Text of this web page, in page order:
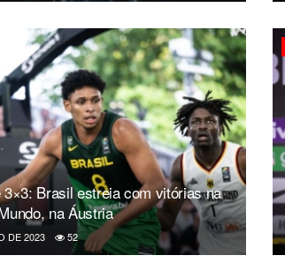
3×3: Brasil estreia com vitórias na
na Áustria
DE 2023 52